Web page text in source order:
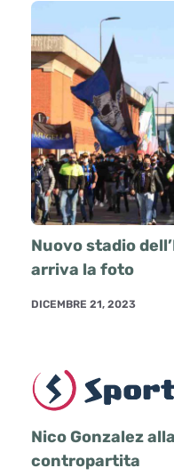
Nuovo stadio
arriva la foto
DICEMBRE 21, 2023
Nico Gonzalez
contropartita